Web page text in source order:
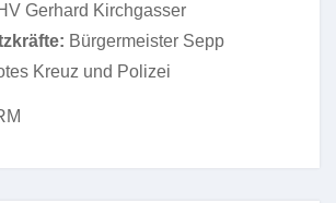
Gerhard Kirchgasser
Bürgermeister Sepp
Kreuz und Polizei